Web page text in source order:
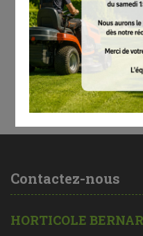
Protège-mains pratique pour FS 260,
490 C-EM KW), FS 510 et FS 560.
Contenu
Contactez-nous
HORTICOLE